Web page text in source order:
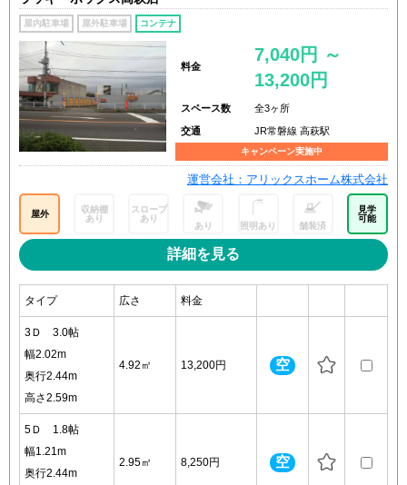
屋内駐車場 屋外駐車場 コンテナ
料金
7,040円 ～
13,200円
スペース数 全3ヶ所
交通 JR常磐線 高萩駅
キャンペーン実施中
運営会社：アリックスホーム株式会社
屋外
収納棚
あり
スロープ
あり
あり 照明あり 舗装済
見学
可能
詳細を見る
タイプ 広さ 料金
3Ｄ 3.0帖
幅2.02m
奥行2.44m
高さ2.59m
4.92㎡ 13,200円 空
5Ｄ 1.8帖
幅1.21m
奥行2.44m
2.95㎡ 8,250円 空